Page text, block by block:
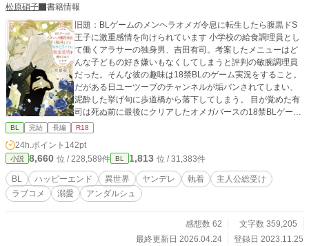
松原硝子
書籍情報
旧題：BLゲームのメンヘラオメガ令息に転生したら腹黒ドS
王子に激重感情を向けられています 小学校の給食調理員とし
て働くアラサーの独身男、吉田有司。考案したメニューはど
んな子どもの好き嫌いもなくしてしまうと評判の敏腕調理員
だった。そんな彼の趣味は18禁BLのゲーム実況をすること。
だがある日ユーツーブのチャンネルが垢バンされてしまい、
泥酔した挙げ句に歩道橋から落下してしまう。 目が覚めた有
司は死ぬ前に最後にクリアしたオメガバースの18禁BLゲーム
『アルティメットラバー』の世界だという事に気がつく。 し
かも、有司はゲームきっての悪役、攻略対象では一番人気の
美形アルファ、ジェラルド王子の婚約者であるメンヘラオメ
ガのユージン・ジェニングスに転生していた。 気に入らない
ことがあると自殺未遂を繰り返す彼は、ジェラルドにも嫌わ
れている上に、ゲームのラストで主人公に壮絶な嫌がらせを
していたことがばれ、婚約破棄された上に島流しにされてし
はず。せっかく大富豪の次男に転生したのに、断罪されるな
んて絶対に嫌だ！ 今度こそ好きに生ききりたい！ 用意周到
BL 完結 長編 R18
24h.ポイント 142pt
小説 8,660 位 / 228,589件 BL 1,813 位 / 31,383件
BL ハッピーエンド 異世界 ヤンデレ 執着
主人公総受け
ラブコメ
溺愛 アンダルシュ
感想数 62
文字数 359,205
最終更新日 2026.04.24
登録日 2023.11.25